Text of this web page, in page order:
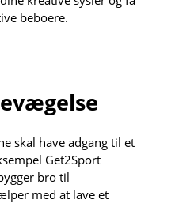
beboere.
skal have adgang til et
Get2Sport
bro til
med at lave et